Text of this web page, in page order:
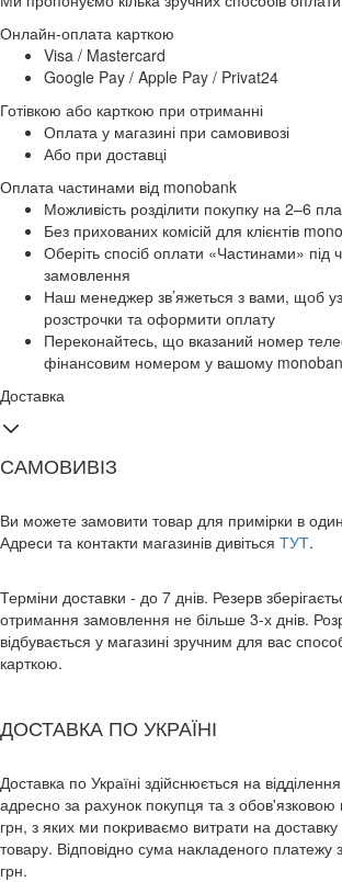
Онлайн-оплата карткою
Visa / Mastercard
Google Pay / Apple Pay / Privat24
Готівкою або карткою при отриманні
Оплата у магазині при самовивозі
Або при доставці
Оплата частинами від monobank
Можливість розділити покупку на 2–6
Без прихованих комісій для клієнтів
Оберіть спосіб оплати «Частинами»
замовлення
Наш менеджер зв’яжеться з вами, щоб
розстрочки та оформити оплату
Переконайтесь, що вказаний номер
фінансовим номером у вашому
Доставка
САМОВИВІЗ
Ви можете замовити товар для примірки в
Адреси та контакти магазинів дивіться ТУТ.
Терміни доставки - до 7 днів. Резерв
отримання замовлення не більше 3-х днів.
відбувається у магазині зручним для вас
карткою.
ДОСТАВКА ПО УКРАЇНІ
Доставка по Україні здійснюється на
адресно за рахунок покупця та з
грн, з яких ми покриваємо витрати на
товару. Відповідно сума накладеного
грн.